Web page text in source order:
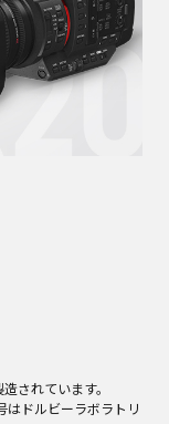
されています。
ドルビーラボラトリ